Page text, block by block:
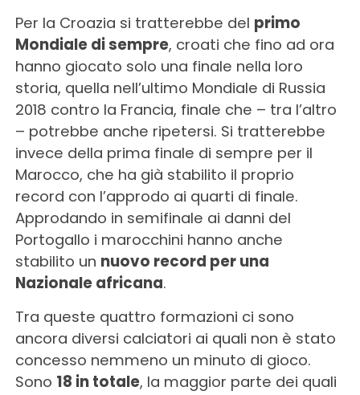
Per la Croazia si tratterebbe del primo
Mondiale di sempre, croati che fino ad ora
hanno giocato solo una finale nella loro
storia, quella nell’ultimo Mondiale di Russia
2018 contro la Francia, finale che – tra l’altro
– potrebbe anche ripetersi. Si tratterebbe
invece della prima finale di sempre per il
Marocco, che ha già stabilito il proprio
record con l’approdo ai quarti di finale.
Approdando in semifinale ai danni del
Portogallo i marocchini hanno anche
stabilito un nuovo record per una
Nazionale africana.
Tra queste quattro formazioni ci sono
ancora diversi calciatori ai quali non è stato
concesso nemmeno un minuto di gioco.
Sono 18 in totale, la maggior parte dei quali